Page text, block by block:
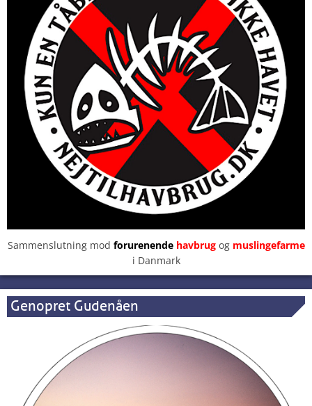
Sammenslutning mod forurenendehavbrugog muslingefarme
i Danmark
Genopret Gudenåen